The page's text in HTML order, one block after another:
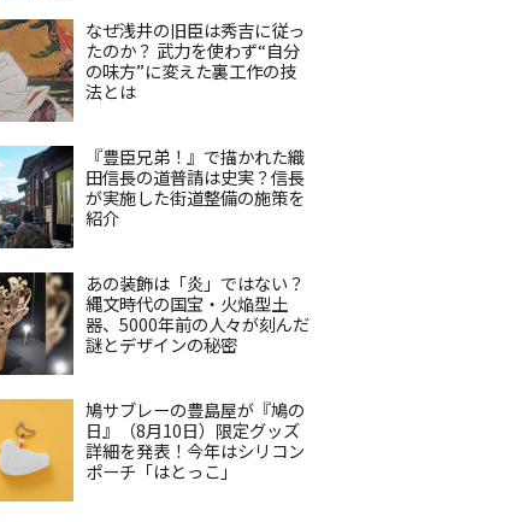
なぜ浅井の旧臣は秀吉に従っ
たのか？ 武力を使わず“自分
の味方”に変えた裏工作の技
法とは
『豊臣兄弟！』で描かれた織
田信長の道普請は史実？信長
が実施した街道整備の施策を
紹介
あの装飾は「炎」ではない？
縄文時代の国宝・火焔型土
器、5000年前の人々が刻んだ
謎とデザインの秘密
鳩サブレーの豊島屋が『鳩の
日』（8月10日）限定グッズ
詳細を発表！今年はシリコン
ポーチ「はとっこ」